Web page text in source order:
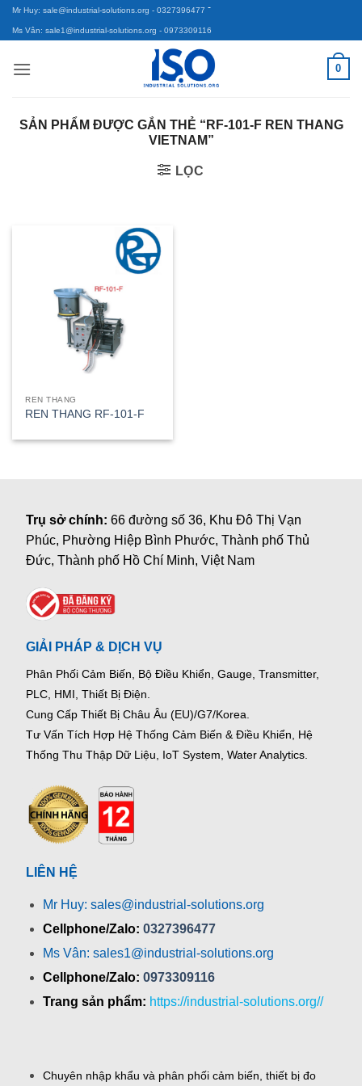
Bỏ
qua
dung
Mr Huy: sale@industrial-solutions.org - 0327396477 -
Ms Vân: sale1@industrial-solutions.org - 0973309116
0
SẢN PHẨM ĐƯỢC GẮN THẺ “RF-101-F REN THANG
VIETNAM”
LỌC
REN THANG
REN THANG RF-101-F
Trụ sở chính:66 đường số 36, Khu Đô Thị Vạn
Phúc, Phường Hiệp Bình Phước, Thành phố Thủ
Đức, Thành phố Hồ Chí Minh, Việt Nam
GIẢI PHÁP & DỊCH VỤ
Phân Phối Cảm Biến, Bộ Điều Khiển, Gauge, Transmitter,
PLC, HMI, Thiết Bị Điện.
Cung Cấp Thiết Bị Châu Âu (EU)/G7/Korea.
Tư Vấn Tích Hợp Hệ Thống Cảm Biến & Điều Khiển, Hệ
Thống Thu Thập Dữ Liệu, IoT System, Water Analytics.
LIÊN HỆ
Mr Huy: sales@industrial-solutions.org
Cellphone/Zalo: 0327396477
Ms Vân: sales1@industrial-solutions.org
Cellphone/Zalo: 0973309116
Trang sản phẩm: https://industrial-solutions.org//
Chuyên nhập khẩu và phân phối cảm biến, thiết bị đo